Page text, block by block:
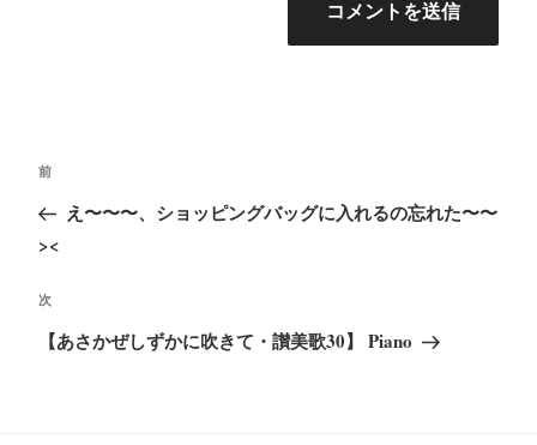
投
稿
ナ
ビ
ゲ
ー
シ
前
の
投
前
え〜〜〜、ショッピングバッグに入れるの忘れた〜〜
><
次
の
次
【あさかぜしずかに吹きて・讃美歌30】 Piano